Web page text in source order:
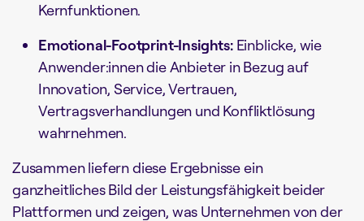
Kernfunktionen.
Emotional-Footprint-Insights:Einblicke, wie
Anwender:innen die Anbieter in Bezug auf
Innovation, Service, Vertrauen,
Vertragsverhandlungen und Konfliktlösung
wahrnehmen.
Zusammen liefern diese Ergebnisse ein
ganzheitliches Bild der Leistungsfähigkeit beider
Plattformen und zeigen, was Unternehmen von der